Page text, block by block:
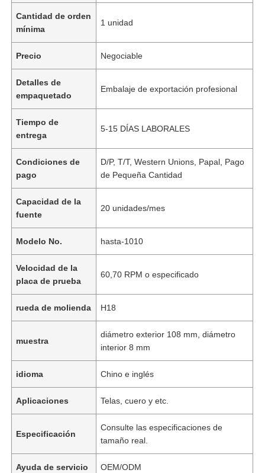
Cantidad de orden
mínima
1 unidad
Precio Negociable
Detalles de
empaquetado
Embalaje de exportación profesional
Tiempo de
entrega
5-15 DÍAS LABORALES
Condiciones de
pago
D/P, T/T, Western Unions, Papal, Pago
de Pequeña Cantidad
Capacidad de la
fuente
20 unidades/mes
Modelo No. hasta-1010
Velocidad de la
placa de prueba
60,70 RPM o especificado
rueda de molienda H18
muestra
diámetro exterior 108 mm, diámetro
interior 8 mm
idioma Chino e inglés
Aplicaciones Telas, cuero y etc.
Especificación
Consulte las especificaciones de
tamaño real.
Ayuda de servicio OEM/ODM